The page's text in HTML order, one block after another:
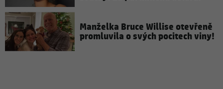
Manželka Bruce Willise otevřeně
promluvila o svých pocitech viny!